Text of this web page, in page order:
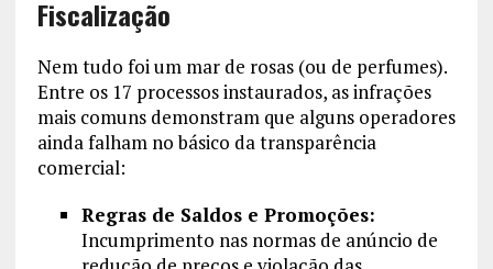
Fiscalização
Nem tudo foi um mar de rosas (ou de perfumes).
Entre os 17 processos instaurados, as infrações
mais comuns demonstram que alguns operadores
ainda falham no básico da transparência
comercial:
Regras de Saldos e Promoções:
Incumprimento nas normas de anúncio de